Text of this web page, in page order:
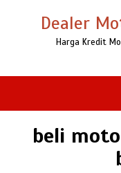
Dealer
Harga Kredit
beli